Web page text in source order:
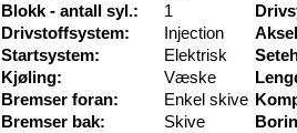
Blokk - antall syl.:
1
Drivstoffsystem:
Injection
Startsystem:
Elektrisk
Kjøling:
Væske
Bremser foran:
Enkel skive
Bremser bak:
Skive